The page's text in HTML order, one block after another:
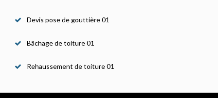
Devis pose de gouttière 01
Bâchage de toiture 01
Rehaussement de toiture 01